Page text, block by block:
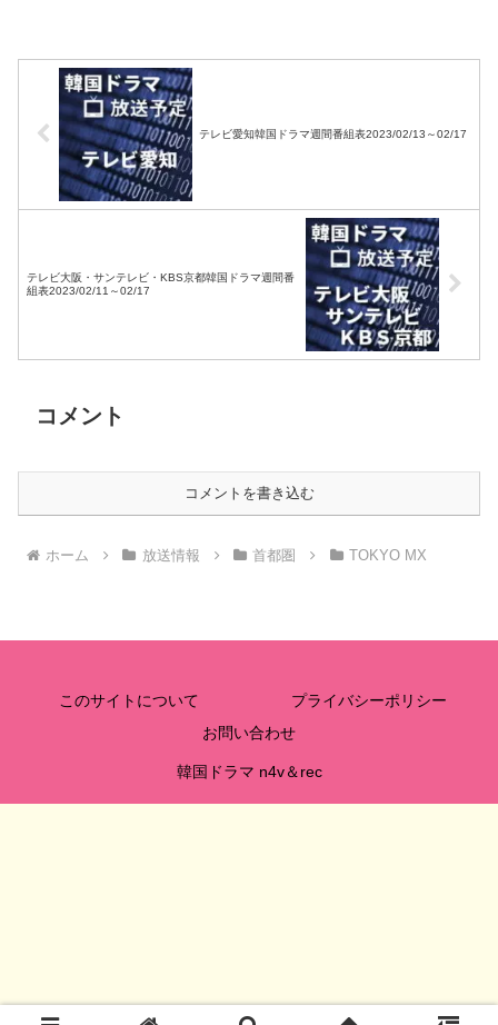
テレビ愛知韓国ドラマ週間番組表2023/02/13～02/17
テレビ大阪・サンテレビ・KBS京都韓国ドラマ週間番
組表2023/02/11～02/17
コメント
コメントを書き込む
ホーム 放送情報 首都圏 TOKYO MX
このサイトについて
プライバシーポリシー
お問い合わせ
韓国ドラマ n4v＆rec